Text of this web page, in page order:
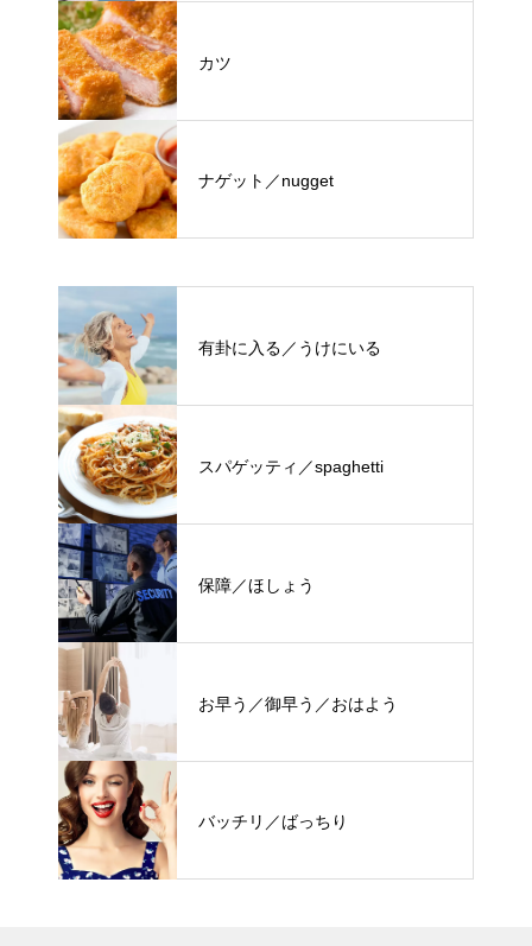
カツ
ナゲット／nugget
有卦に入る／うけにいる
スパゲッティ／spaghetti
保障／ほしょう
お早う／御早う／おはよう
バッチリ／ばっちり